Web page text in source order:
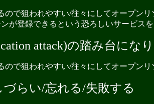
ので狙われやすい/往々にしてオープン
が登録できるという恐ろしいサービス
attack)の踏み台にな
ので狙われやすい/往々にしてオープンリ
らい/忘れる/失敗する